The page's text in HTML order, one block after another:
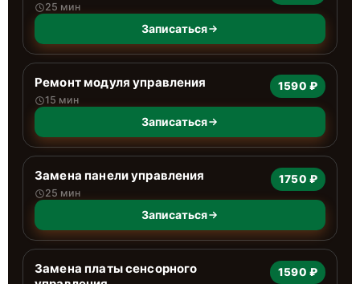
25 мин
Записаться
Ремонт модуля управления
15 мин
1590 ₽
Записаться
Замена панели управления
25 мин
1750 ₽
Записаться
Замена платы сенсорного
1590 ₽